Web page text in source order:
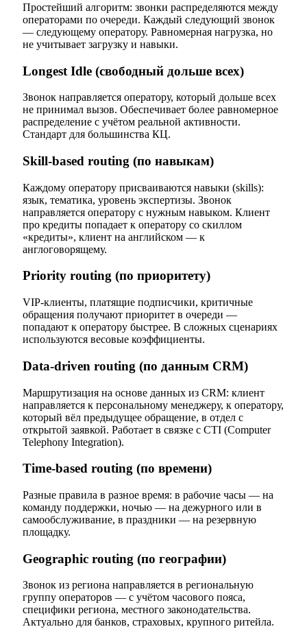
Простейший алгоритм: звонки распределяются между
операторами по очереди. Каждый следующий звонок
— следующему оператору. Равномерная нагрузка, но
не учитывает загрузку и навыки.
Longest Idle (свободный дольше всех)
Звонок направляется оператору, который дольше всех
не принимал вызов. Обеспечивает более равномерное
распределение с учётом реальной активности.
Стандарт для большинства КЦ.
Skill-based routing (по навыкам)
Каждому оператору присваиваются навыки (skills):
язык, тематика, уровень экспертизы. Звонок
направляется оператору с нужным навыком. Клиент
про кредиты попадает к оператору со скиллом
«кредиты», клиент на английском — к
англоговорящему.
Priority routing (по приоритету)
VIP-клиенты, платящие подписчики, критичные
обращения получают приоритет в очереди —
попадают к оператору быстрее. В сложных сценариях
используются весовые коэффициенты.
Data-driven routing (по данным CRM)
Маршрутизация на основе данных из CRM: клиент
направляется к персональному менеджеру, к оператору,
который вёл предыдущее обращение, в отдел с
открытой заявкой. Работает в связке с CTI (Computer
Telephony Integration).
Time-based routing (по времени)
Разные правила в разное время: в рабочие часы — на
команду поддержки, ночью — на дежурного или в
самообслуживание, в праздники — на резервную
площадку.
Geographic routing (по географии)
Звонок из региона направляется в региональную
группу операторов — с учётом часового пояса,
специфики региона, местного законодательства.
Актуально для банков, страховых, крупного ритейла.